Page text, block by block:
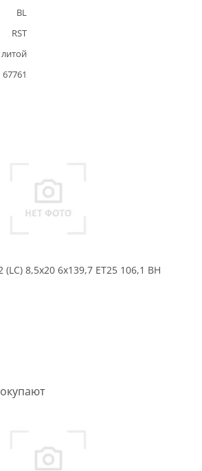
BL
RST
литой
67761
(LC) 8,5x20 6x139,7 ET25 106,1 BH